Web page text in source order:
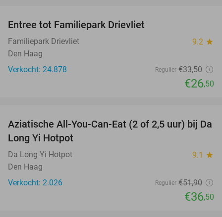
Entree tot Familiepark Drievliet
Familiepark Drievliet 9.2 star
Den Haag
Verkocht: 24.878
Regulier €33,50
€26,50
30%
Aziatische All-You-Can-Eat (2 of 2,5 uur) bij Da
Long Yi Hotpot
Da Long Yi Hotpot 9.1 star
Den Haag
Verkocht: 2.026
Regulier €51,90
€36,50